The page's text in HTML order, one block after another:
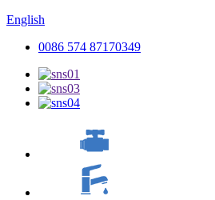
English
0086 574 87170349